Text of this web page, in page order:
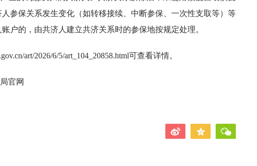
参保关系发生变化（如转移接续、中断参保、一次性支取等）等
户的，由共济人建立共济关系时的参保地按规定处理。
art/2026/6/5/art_104_20858.html可查看详情。
官网